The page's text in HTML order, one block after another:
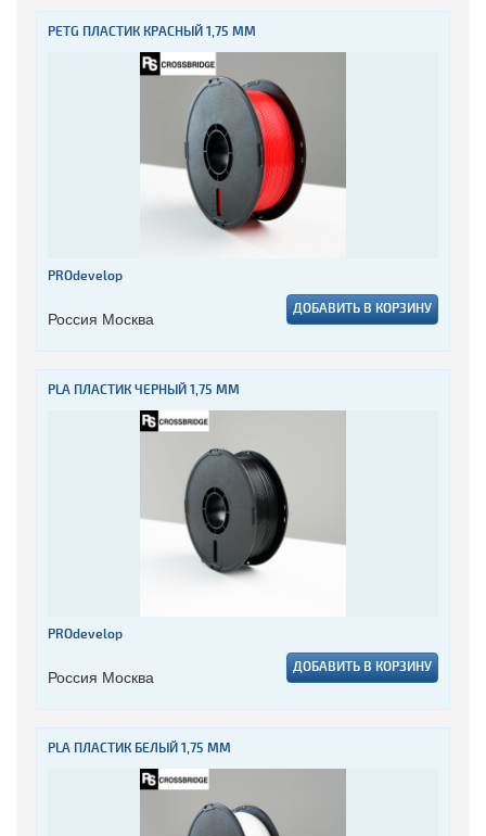
PETG ПЛАСТИК КРАСНЫЙ 1,75 ММ
PROdevelop
Россия Москва ДОБАВИТЬ В КОРЗИНУ
PLA ПЛАСТИК ЧЕРНЫЙ 1,75 ММ
PROdevelop
Россия Москва ДОБАВИТЬ В КОРЗИНУ
PLA ПЛАСТИК БЕЛЫЙ 1,75 ММ